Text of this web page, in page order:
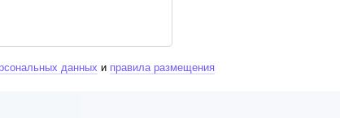
данных и правила размещения